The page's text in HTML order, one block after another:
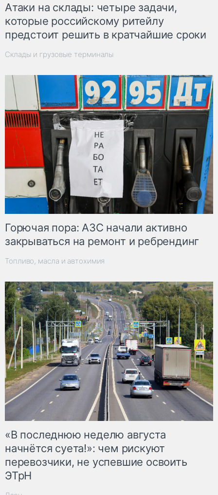
Атаки на склады: четыре задачи,
которые российскому ритейлу
предстоит решить в кратчайшие сроки
Склады и грузовые терминалы
Горючая пора: АЗС начали активно
закрываться на ремонт и ребрендинг
Топливо, масла и автохимия
«В последнюю неделю августа
начнётся суета!»: чем рискуют
перевозчики, не успевшие освоить
ЭТрН